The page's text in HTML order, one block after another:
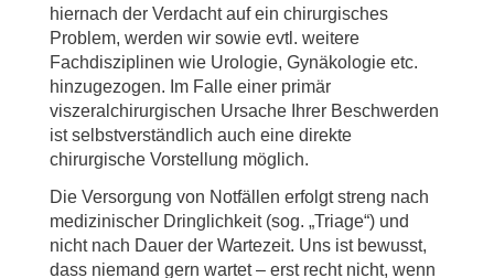
hiernach der Verdacht auf ein chirurgisches
Problem, werden wir sowie evtl. weitere
Fachdisziplinen wie Urologie, Gynäkologie etc.
hinzugezogen. Im Falle einer primär
viszeralchirurgischen Ursache Ihrer Beschwerden
ist selbstverständlich auch eine direkte
chirurgische Vorstellung möglich.
Die Versorgung von Notfällen erfolgt streng nach
medizinischer Dringlichkeit (sog. „Triage“) und
nicht nach Dauer der Wartezeit. Uns ist bewusst,
dass niemand gern wartet – erst recht nicht, wenn